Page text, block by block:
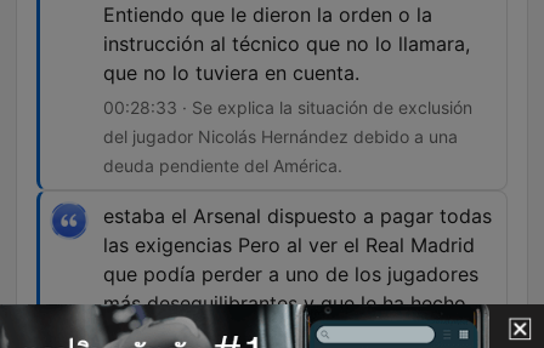
Entiendo que le dieron la orden o la
instrucción al técnico que no lo llamara,
que no lo tuviera en cuenta.
00:28:33 · Se explica la situación de exclusión
del jugador Nicolás Hernández debido a una
deuda pendiente del América.
estaba el Arsenal dispuesto a pagar todas
las exigencias Pero al ver el Real Madrid
que podía perder a uno de los jugadores
más desequilibrantes y que le ha hecho
ganar títulos, porque a usted le podría